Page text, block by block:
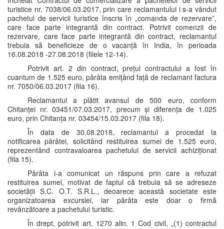
turistice nr. 7038/06.03.2017, prin care reclamantului i s-a vândut
pachetul de servicii turistice înscris în „comanda de rezervare”,
care face parte integrantă din contract. Potrivit comenzii de
rezervare, care face parte integrantă din contract, reclamantul
trebuia să beneficieze de o vacanță în India, în perioada
16.08.2018 -27.08.2018 (filele 12-14).
Potrivit art. 2 din contract, prețul contractului a fost în
cuantum de 1.525 euro, pârâta emițând față de reclamant factura
nr. 7050/06.03.2017 (fila 16).
Reclamantul a plătit avansul de 500 euro, conform
Chitanței nr. 03451/07.03.2017, precum și diferența de 1.025
euro, prin Chitanța nr. 03454/15.03.2017 (fila 18).
În data de 30.08.2018, reclamantul a procedat la
notificarea pârâtei, solicitând restituirea sumei de 1.525 euro,
reprezentând contravaloarea pachetului de servicii achiziționat
(fila 15).
Pârâta i-a comunicat un răspuns prin care a refuzat
restituirea sumei, motivat de faptul că trebuia să se adreseze
societății S.C. O.T. S.R.L., deoarece această societate este
organizatoarea excursiei, iar pârâta este doar o firmă
revânzătoare a pachetului turistic.
În drept, potrivit art. 1270 alin. 1 Cod civil, „(1) contractul